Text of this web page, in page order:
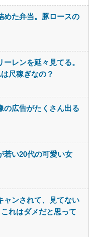
めた弁当。豚ロースの
レンを延々見てる。
尺稼ぎなの？
の広告がたくさん出る
若い20代の可愛い女
ャンされて、見てない
れはダメだと思って